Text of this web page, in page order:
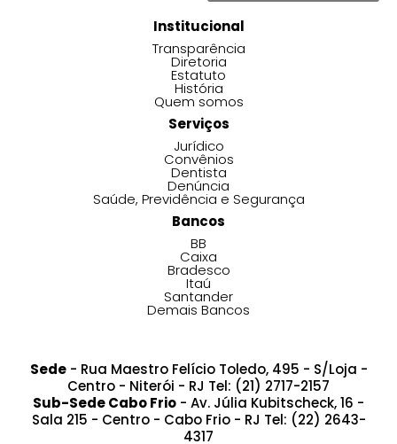
Institucional
Transparência
Diretoria
Estatuto
História
Quem somos
Serviços
Jurídico
Convênios
Dentista
Denúncia
Saúde, Previdência e Segurança
Bancos
BB
Caixa
Bradesco
Itaú
Santander
Demais Bancos
Sede- Rua Maestro Felício Toledo, 495 - S/Loja -
Centro - Niterói - RJ Tel: (21) 2717-2157
Sub-Sede Cabo Frio - Av. Júlia Kubitscheck, 16 -
Sala 215 - Centro - Cabo Frio - RJ Tel: (22) 2643-
4317